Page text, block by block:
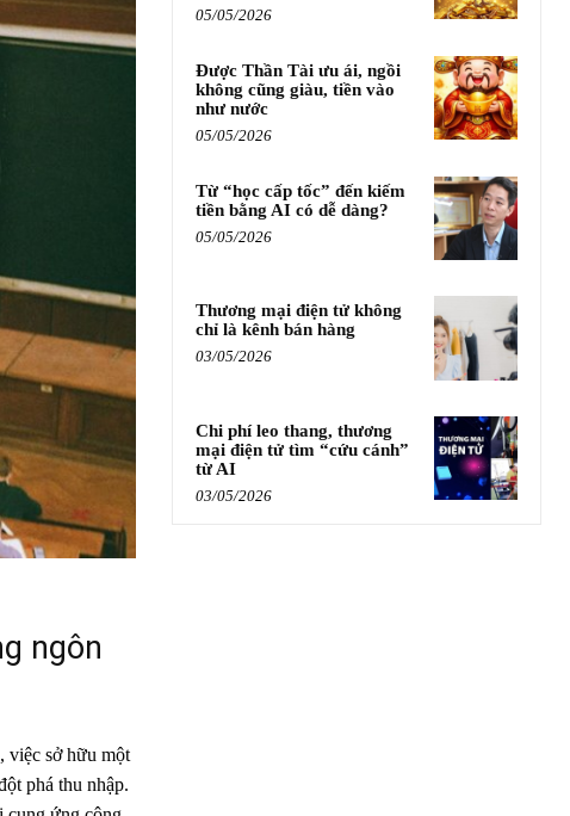
ngôn
việc sở hữu một
phá thu nhập.
05/05/2026
Được Thần Tài ưu ái, ngồi
không cũng giàu, tiền vào
như nước
05/05/2026
Từ “học cấp tốc” đến kiếm
tiền bằng AI có dễ dàng?
05/05/2026
Thương mại điện tử không
chỉ là kênh bán hàng
03/05/2026
Chi phí leo thang, thương
mại điện tử tìm “cứu cánh”
từ AI
03/05/2026